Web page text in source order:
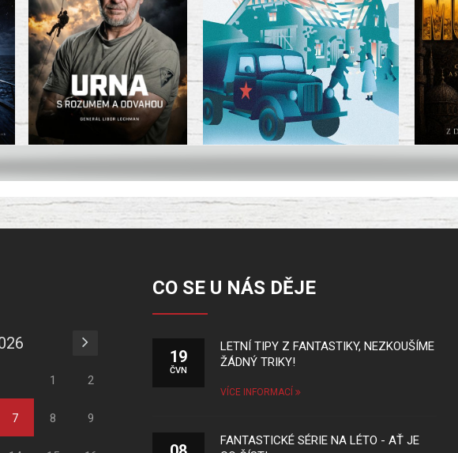
1 2
7 8 9
CO SE U NÁS DĚJE
19
ČVN
LETNÍ TIPY Z FANTASTIKY, NEZKOUŠÍME
ŽÁDNÝ TRIKY!
VÍCE INFORMACÍ
FANTASTICKÉ SÉRIE NA LÉTO - AŤ JE